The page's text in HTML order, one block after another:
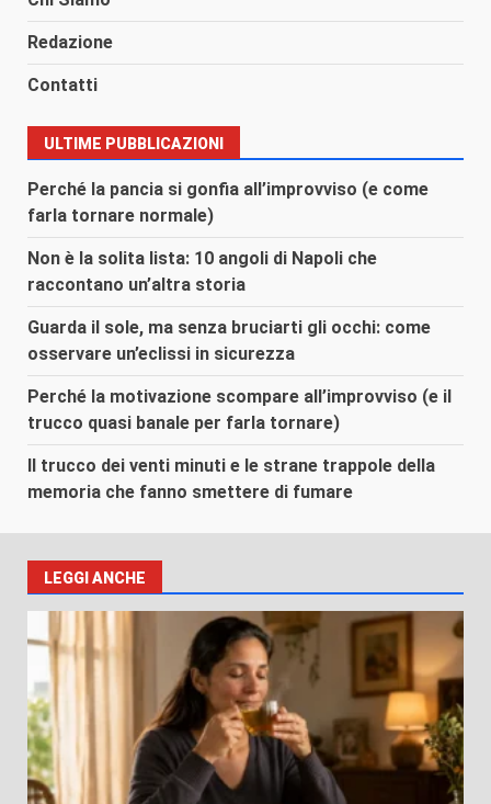
Redazione
Contatti
ULTIME PUBBLICAZIONI
Perché la pancia si gonfia all’improvviso (e come
farla tornare normale)
Non è la solita lista: 10 angoli di Napoli che
raccontano un’altra storia
Guarda il sole, ma senza bruciarti gli occhi: come
osservare un’eclissi in sicurezza
Perché la motivazione scompare all’improvviso (e il
trucco quasi banale per farla tornare)
Il trucco dei venti minuti e le strane trappole della
memoria che fanno smettere di fumare
LEGGI ANCHE